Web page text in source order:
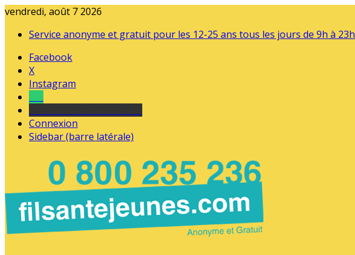
vendredi, août 7 2026
Service anonyme et gratuit pour les 12-25 ans tous les jours de 9h à 23h
Facebook
X
Instagram
Connexion
Sidebar (barre latérale)